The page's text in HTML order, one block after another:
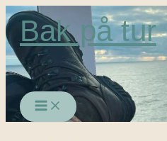
Gå
til
indholdet
Bak på tur